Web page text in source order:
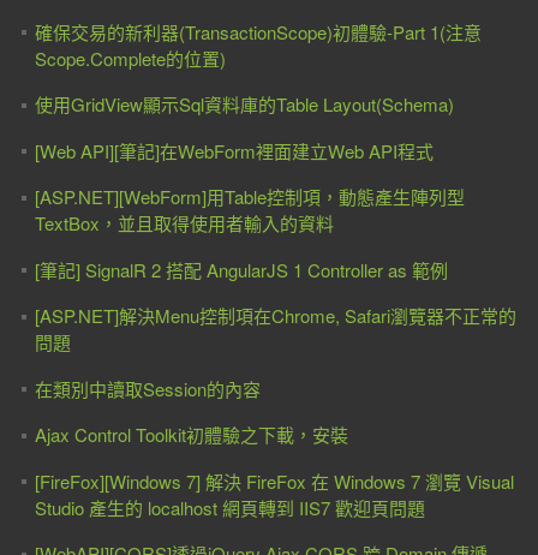
確保交易的新利器(TransactionScope)初體驗-Part 1(注意
Scope.Complete的位置)
使用GridView顯示Sql資料庫的Table Layout(Schema)
[Web API][筆記]在WebForm裡面建立Web API程式
[ASP.NET][WebForm]用Table控制項，動態產生陣列型
TextBox，並且取得使用者輸入的資料
[筆記] SignalR 2 搭配 AngularJS 1 Controller as 範例
[ASP.NET]解決Menu控制項在Chrome, Safari瀏覽器不正常的
問題
在類別中讀取Session的內容
Ajax Control Toolkit初體驗之下載，安裝
[FireFox][Windows 7] 解決 FireFox 在 Windows 7 瀏覽 Visual
Studio 產生的 localhost 網頁轉到 IIS7 歡迎頁問題